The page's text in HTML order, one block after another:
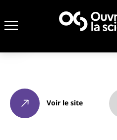
Voir le site